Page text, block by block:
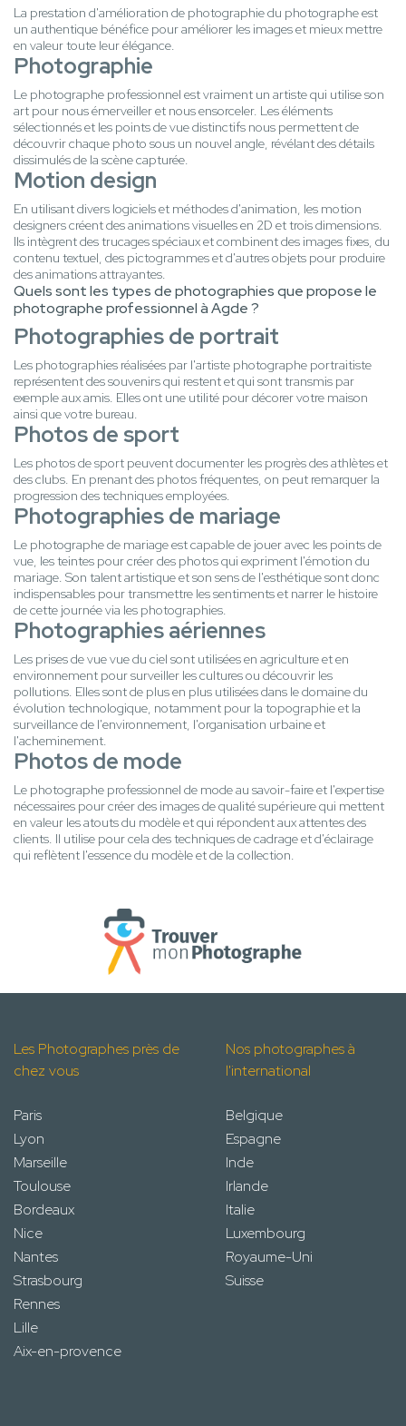
La prestation d'amélioration de photographie du photographe est
un authentique bénéfice pour améliorer les images et mieux mettre
en valeur toute leur élégance.
Photographie
Le photographe professionnel est vraiment un artiste qui utilise son
art pour nous émerveiller et nous ensorceler. Les éléments
sélectionnés et les points de vue distinctifs nous permettent de
découvrir chaque photo sous un nouvel angle, révélant des détails
dissimulés de la scène capturée.
Motion design
En utilisant divers logiciels et méthodes d'animation, les motion
designers créent des animations visuelles en 2D et trois dimensions.
Ils intègrent des trucages spéciaux et combinent des images fixes, du
contenu textuel, des pictogrammes et d'autres objets pour produire
des animations attrayantes.
Quels sont les types de photographies que propose le
photographe professionnel à Agde ?
Photographies de portrait
Les photographies réalisées par l'artiste photographe portraitiste
représentent des souvenirs qui restent et qui sont transmis par
exemple aux amis. Elles ont une utilité pour décorer votre maison
ainsi que votre bureau.
Photos de sport
Les photos de sport peuvent documenter les progrès des athlètes et
des clubs. En prenant des photos fréquentes, on peut remarquer la
progression des techniques employées.
Photographies de mariage
Le photographe de mariage est capable de jouer avec les points de
vue, les teintes pour créer des photos qui expriment l'émotion du
mariage. Son talent artistique et son sens de l'esthétique sont donc
indispensables pour transmettre les sentiments et narrer le histoire
de cette journée via les photographies.
Photographies aériennes
Les prises de vue vue du ciel sont utilisées en agriculture et en
environnement pour surveiller les cultures ou découvrir les
pollutions. Elles sont de plus en plus utilisées dans le domaine du
évolution technologique, notamment pour la topographie et la
surveillance de l'environnement, l'organisation urbaine et
l'acheminement.
Photos de mode
Le photographe professionnel de mode au savoir-faire et l'expertise
nécessaires pour créer des images de qualité supérieure qui mettent
en valeur les atouts du modèle et qui répondent aux attentes des
clients. Il utilise pour cela des techniques de cadrage et d'éclairage
qui reflètent l'essence du modèle et de la collection.
Les Photographes près de
chez vous
Paris
Lyon
Marseille
Toulouse
Bordeaux
Nice
Nantes
Strasbourg
Rennes
Lille
Aix-en-provence
Nos photographes à
l'international
Belgique
Espagne
Inde
Irlande
Italie
Luxembourg
Royaume-Uni
Suisse